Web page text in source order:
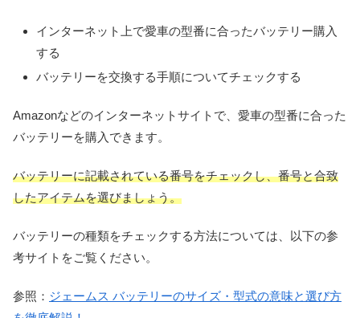
インターネット上で愛車の型番に合ったバッテリー購入
する
バッテリーを交換する手順についてチェックする
Amazonなどのインターネットサイトで、愛車の型番に合った
バッテリーを購入できます。
バッテリーに記載されている番号をチェックし、番号と合致
したアイテムを選びましょう。
バッテリーの種類をチェックする方法については、以下の参
考サイトをご覧ください。
参照： ジェームス バッテリーのサイズ・型式の意味と選び方